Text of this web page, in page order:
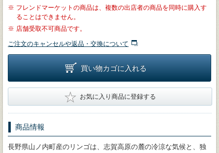
※ フレンドマーケットの商品は、複数の出店者の商品を同時に購入す
ることはできません。
※ 店舗受取不可商品です。
ご注文のキャンセルや返品・交換について
買い物カゴに入れる
★ お気に入り商品に登録する
商品情報
長野県山ノ内町産のリンゴは、志賀高原の麓の冷涼な気候と、独